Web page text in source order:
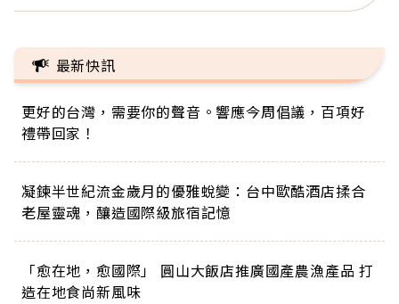
最新快訊
更好的台灣，需要你的聲音。響應今周倡議，百項好
禮帶回家！
凝鍊半世紀流金歲月的優雅蛻變：台中歐酷酒店揉合
老屋靈魂，釀造國際級旅宿記憶
「愈在地，愈國際」 圓山大飯店推廣國產農漁產品 打
造在地食尚新風味